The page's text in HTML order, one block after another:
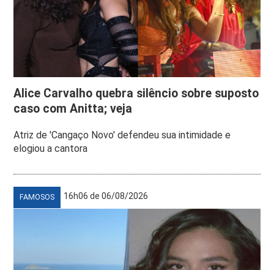
Alice Carvalho quebra silêncio sobre suposto
caso com Anitta; veja
Atriz de 'Cangaço Novo' defendeu sua intimidade e
elogiou a cantora
FAMOSOS 16h06 de 06/08/2026